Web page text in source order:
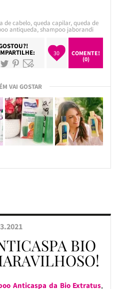
de cabelo,queda capilar,queda de
antiqueda,shampoo jaborandi
30
COMENTE!
(0)
VAI GOSTAR
BIO
Anticaspa da Bio Extratus,